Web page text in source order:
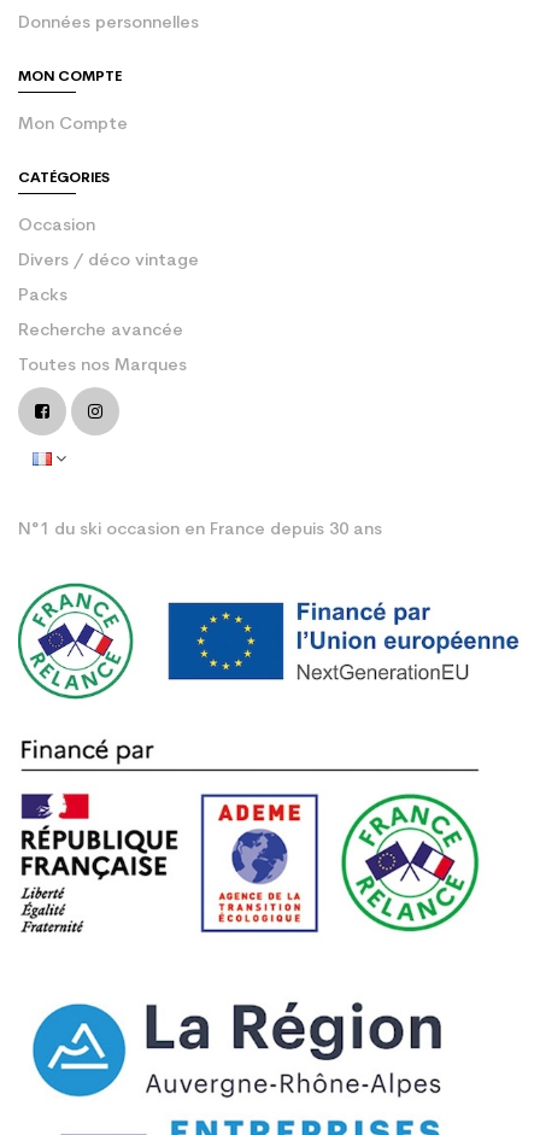
Données personnelles
MON COMPTE
Mon Compte
CATÉGORIES
Occasion
Divers / déco vintage
Packs
Recherche avancée
Toutes nos Marques
N°1 du ski occasion en France depuis 30 ans